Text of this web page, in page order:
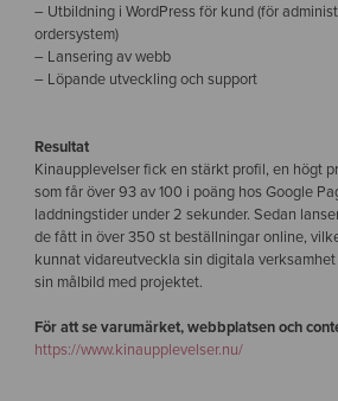
– Utbildning i WordPress för kund (för
ordersystem)
– Lansering av webb
– Löpande utveckling och support
Resultat
Kinaupplevelser fick en stärkt profil, en högt
som får över 93 av 100 i poäng hos Google
laddningstider under 2 sekunder. Sedan
de fått in över 350 st beställningar online,
kunnat vidareutveckla sin digitala
sin målbild med projektet.
För att se varumärket, webbplatsen och
https://www.kinaupplevelser.nu/